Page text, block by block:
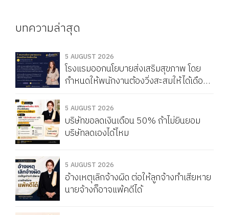
บทความล่าสุด
5 AUGUST 2026
โรงแรมออกนโยบายส่งเสริมสุขภาพ โดย
กำหนดให้พนักงานต้องวิ่งสะสมให้ได้เดือน
Service Charge แบบนี้ผิดกฎหมายไหม
5 AUGUST 2026
บริษัทขอลดเงินเดือน 50% ถ้าไม่ยินยอม
บริษัทลดเองได้ไหม
5 AUGUST 2026
อ้างเหตุเลิกจ้างผิด ต่อให้ลูกจ้างทำเสียหาย
นายจ้างก็อาจแพ้คดีได้